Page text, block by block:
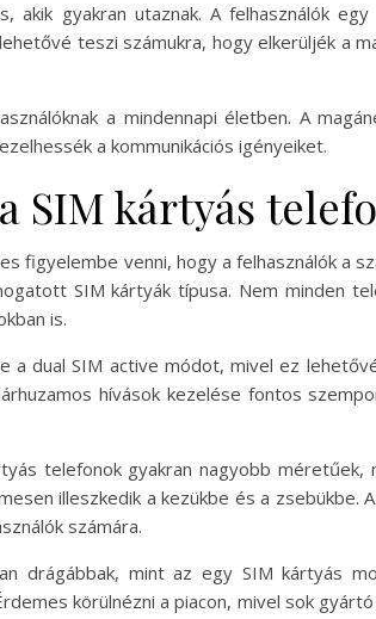
gyakran utaznak. A felhasználók
teszi számukra, hogy elkerüljék a
a mindennapi életben. A
a kommunikációs igényeiket.
kártyás
figyelembe venni, hogy a felhasználók a
SIM kártyák típusa. Nem minden
is.
a dual SIM active módot, mivel ez
hívások kezelése fontos
telefonok gyakran nagyobb
illeszkedik a kezükbe és a zsebükbe.
számára.
drágábbak, mint az egy SIM kártyás
körülnézni a piacon, mivel sok